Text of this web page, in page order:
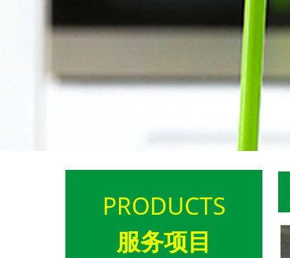
PRODUCTS
服务项目